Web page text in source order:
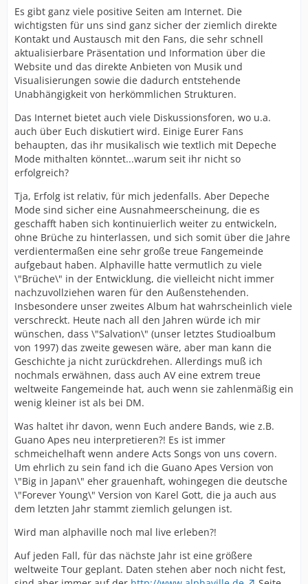
Es gibt ganz viele positive Seiten am Internet. Die
wichtigsten für uns sind ganz sicher der ziemlich direkte
Kontakt und Austausch mit den Fans, die sehr schnell
aktualisierbare Präsentation und Information über die
Website und das direkte Anbieten von Musik und
Visualisierungen sowie die dadurch entstehende
Unabhängigkeit von herkömmlichen Strukturen.
Das Internet bietet auch viele Diskussionsforen, wo u.a.
auch über Euch diskutiert wird. Einige Eurer Fans
behaupten, das ihr musikalisch wie textlich mit Depeche
Mode mithalten könntet...warum seit ihr nicht so
erfolgreich?
Tja, Erfolg ist relativ, für mich jedenfalls. Aber Depeche
Mode sind sicher eine Ausnahmeerscheinung, die es
geschafft haben sich kontinuierlich weiter zu entwickeln,
ohne Brüche zu hinterlassen, und sich somit über die Jahre
verdientermaßen eine sehr große treue Fangemeinde
aufgebaut haben. Alphaville hatte vermutlich zu viele
\"Brüche\" in der Entwicklung, die vielleicht nicht immer
nachzuvollziehen waren für den Außenstehenden.
Insbesondere unser zweites Album hat wahrscheinlich viele
verschreckt. Heute nach all den Jahren würde ich mir
wünschen, dass \"Salvation\" (unser letztes Studioalbum
von 1997) das zweite gewesen wäre, aber man kann die
Geschichte ja nicht zurückdrehen. Allerdings muß ich
nochmals erwähnen, dass auch AV eine extrem treue
weltweite Fangemeinde hat, auch wenn sie zahlenmäßig ein
wenig kleiner ist als bei DM.
Was haltet ihr davon, wenn Euch andere Bands, wie z.B.
Guano Apes neu interpretieren?! Es ist immer
schmeichelhaft wenn andere Acts Songs von uns covern.
Um ehrlich zu sein fand ich die Guano Apes Version von
\"Big in Japan\" eher grauenhaft, wohingegen die deutsche
\"Forever Young\" Version von Karel Gott, die ja auch aus
dem letzten Jahr stammt ziemlich gelungen ist.
Wird man alphaville noch mal live erleben?!
Auf jeden Fall, für das nächste Jahr ist eine größere
weltweite Tour geplant. Daten stehen aber noch nicht fest,